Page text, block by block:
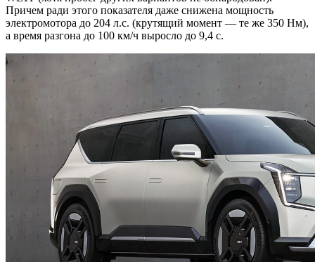
Причем ради этого показателя даже снижена мощность
электромотора до 204 л.с. (крутящий момент — те же 350 Нм),
а время разгона до 100 км/ч выросло до 9,4 с.